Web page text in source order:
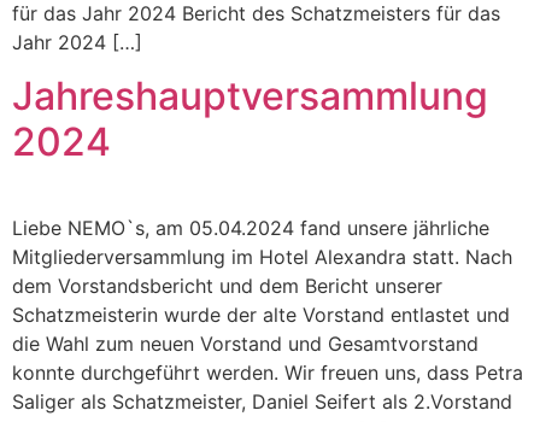
für das Jahr 2024 Bericht des Schatzmeisters für das
Jahr 2024 […]
Jahreshauptversammlung
2024
Liebe NEMO`s, am 05.04.2024 fand unsere jährliche
Mitgliederversammlung im Hotel Alexandra statt. Nach
dem Vorstandsbericht und dem Bericht unserer
Schatzmeisterin wurde der alte Vorstand entlastet und
die Wahl zum neuen Vorstand und Gesamtvorstand
konnte durchgeführt werden. Wir freuen uns, dass Petra
Saliger als Schatzmeister, Daniel Seifert als 2.Vorstand